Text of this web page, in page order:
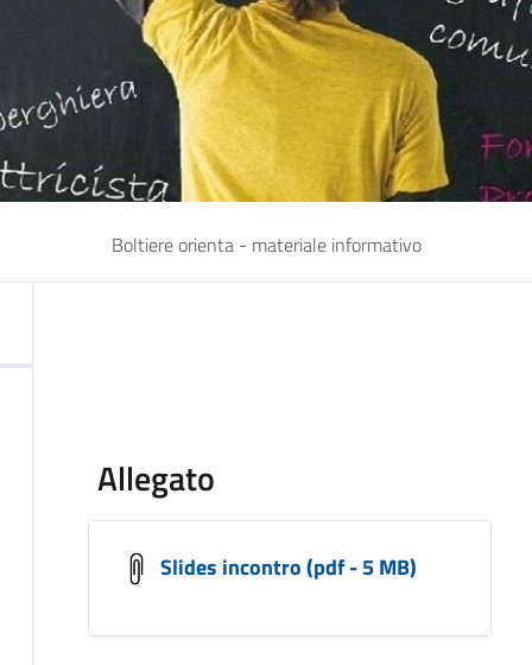
Boltiere orienta - materiale informativo
Allegato
Slides incontro (pdf - 5 MB)